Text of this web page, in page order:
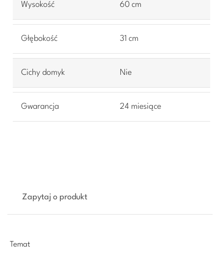
Wysokość 60 cm
Głębokość 31 cm
Cichy domyk Nie
Gwarancja 24 miesiące
Zapytaj o produkt
Temat